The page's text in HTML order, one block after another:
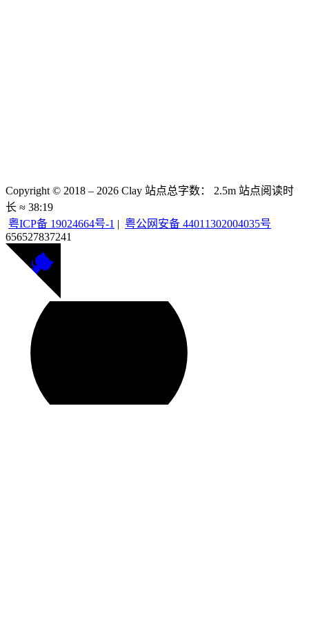
Copyright © 2018 – 2026 Clay 站点总字数： 2.5m 站点阅读时
长 ≈ 38:19
粤ICP备 19024664号-1 | 粤公网安备 44011302004035号
656527837241